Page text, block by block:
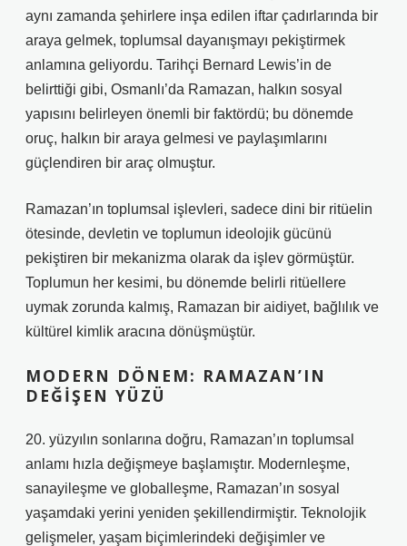
aynı zamanda şehirlere inşa edilen iftar çadırlarında bir
araya gelmek, toplumsal dayanışmayı pekiştirmek
anlamına geliyordu. Tarihçi Bernard Lewis’in de
belirttiği gibi, Osmanlı’da Ramazan, halkın sosyal
yapısını belirleyen önemli bir faktördü; bu dönemde
oruç, halkın bir araya gelmesi ve paylaşımlarını
güçlendiren bir araç olmuştur.
Ramazan’ın toplumsal işlevleri, sadece dini bir ritüelin
ötesinde, devletin ve toplumun ideolojik gücünü
pekiştiren bir mekanizma olarak da işlev görmüştür.
Toplumun her kesimi, bu dönemde belirli ritüellere
uymak zorunda kalmış, Ramazan bir aidiyet, bağlılık ve
kültürel kimlik aracına dönüşmüştür.
MODERN DÖNEM: RAMAZAN’IN
DEĞIŞEN YÜZÜ
20. yüzyılın sonlarına doğru, Ramazan’ın toplumsal
anlamı hızla değişmeye başlamıştır. Modernleşme,
sanayileşme ve globalleşme, Ramazan’ın sosyal
yaşamdaki yerini yeniden şekillendirmiştir. Teknolojik
gelişmeler, yaşam biçimlerindeki değişimler ve